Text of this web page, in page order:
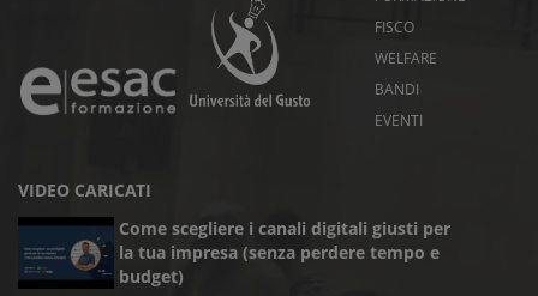
FISCO
WELFARE
BANDI
EVENTI
VIDEO CARICATI
Come scegliere i canali digitali giusti per
la tua impresa (senza perdere tempo e
budget)